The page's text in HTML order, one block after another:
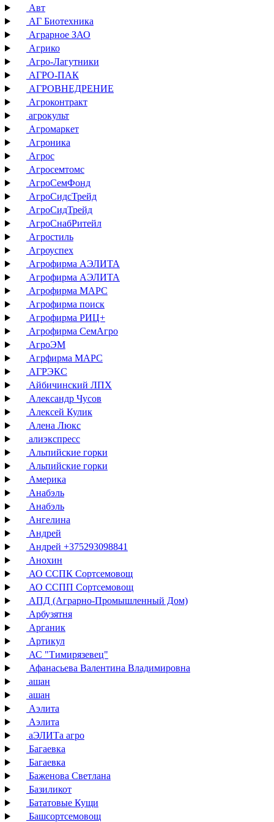
Авт
АГ Биотехника
Аграрное ЗАО
Агрико
Агро-Лагутники
АГРО-ПАК
АГРОВНЕДРЕНИЕ
Агроконтракт
агрокульт
Агромаркет
Агроника
Агрос
Агросемтомс
АгроСемФонд
АгроСидсТрейд
АгроСидТрейд
АгроСнабРитейл
Агростиль
Агроуспех
Агрофирма АЭЛИТА
Агрофирма АЭЛИТА
Агрофирма МАРС
Агрофирма поиск
Агрофирма РИЦ+
Агрофирма СемАгро
АгроЭМ
Агрфирма МАРС
АГРЭКС
Айбичинский ЛПХ
Александр Чусов
Алексей Кулик
Алена Люкс
алиэкспресс
Альпийские горки
Альпийские горки
Америка
Анабэль
Анабэль
Ангелина
Андрей
Андрей +375293098841
Анохин
АО ССПК Сортсемовощ
АО ССПП Сортсемовощ
АПД (Аграрно-Промышленный Дом)
Арбузятня
Арганик
Артикул
АС "Тимирязевец"
Афанасьева Валентина Владимировна
ашан
ашан
Аэлита
Аэлита
аЭЛИТа агро
Багаевка
Багаевка
Баженова Светлана
Базиликот
Бататовые Кущи
Башсортсемовощ